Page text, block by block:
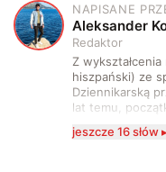
A
NAPISANE
Aleksander
Redaktor
Z
hiszpański) ze
Dziennikarską
lat temu,
zdecydowanie
jeszcze 16 słów